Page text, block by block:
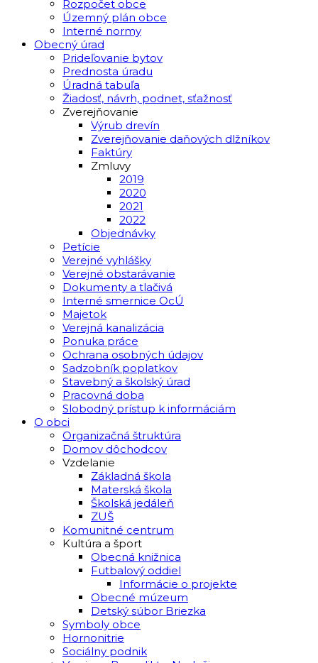
Rozpočet obce
Územný plán obce
Interné normy
Obecný úrad
Prideľovanie bytov
Prednosta úradu
Úradná tabuľa
Žiadosť, návrh, podnet, sťažnosť
Zverejňovanie
Výrub drevín
Zverejňovanie daňových dlžníkov
Faktúry
Zmluvy
2019
2020
2021
2022
Objednávky
Petície
Verejné vyhlášky
Verejné obstarávanie
Dokumenty a tlačivá
Interné smernice OcÚ
Majetok
Verejná kanalizácia
Ponuka práce
Ochrana osobných údajov
Sadzobník poplatkov
Stavebný a školský úrad
Pracovná doba
Slobodný prístup k informáciám
O obci
Organizačná štruktúra
Domov dôchodcov
Vzdelanie
Základná škola
Materská škola
Školská jedáleň
ZUŠ
Komunitné centrum
Kultúra a šport
Obecná knižnica
Futbalový oddiel
Informácie o projekte
Obecné múzeum
Detský súbor Briezka
Symboly obce
Hornonitrie
Sociálny podnik